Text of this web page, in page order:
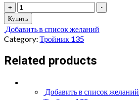
+
тройник
ф
80
угол
135*
(430/0,5мм)
quantity
-
Купить
Добавить в список желаний
Category: Тройник 135
Related products
Добавить в список желаний